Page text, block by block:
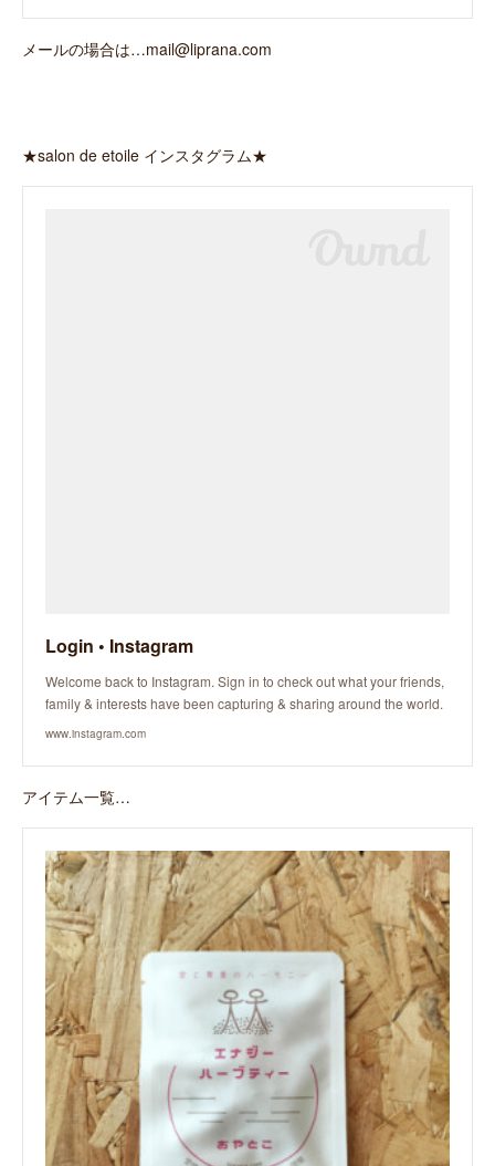
メールの場合は…mail@liprana.com
★salon de etoile インスタグラム★
Login • Instagram
Welcome back to Instagram. Sign in to check out what your friends,
family & interests have been capturing & sharing around the world.
www.instagram.com
アイテム一覧…